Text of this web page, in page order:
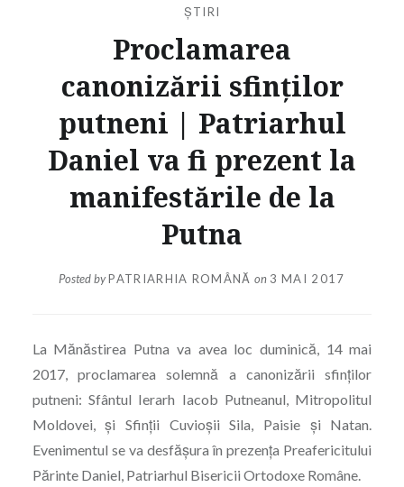
ȘTIRI
Proclamarea
canonizării sfinților
putneni | Patriarhul
Daniel va fi prezent la
manifestările de la
Putna
Posted byPATRIARHIA ROMÂNĂ on 3 MAI 2017
La Mănăstirea Putna va avea loc duminică, 14 mai
2017, proclamarea solemnă a canonizării sfinților
putneni: Sfântul Ierarh Iacob Putneanul, Mitropolitul
Moldovei, și Sfinţii Cuvioșii Sila, Paisie și Natan.
Evenimentul se va desfășura în prezența Preafericitului
Părinte Daniel, Patriarhul Bisericii Ortodoxe Române.